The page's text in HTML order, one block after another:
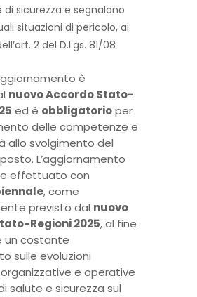
di sicurezza e segnalano
situazioni di pericolo, ai
2 del D.Lgs. 81/08
è
nuovo Accordo Stato-
ed è obbligatorioper
delle competenze e
allo svolgimento del
L’aggiornamento
effettuato con
, come
previsto dal nuovo
Regioni 2025, al fine
un costante
sulle evoluzioni
e operative
salute e sicurezza sul